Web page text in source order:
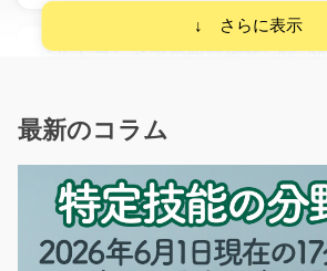
ベルトコンベアの組立作業/
【京都拠点オープン！オープニング募
長期（3ヶ月以上）
時給1300円～1625円
京都府長岡京市
最新のコラム